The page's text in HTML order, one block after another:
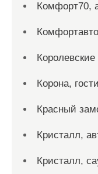
Комфорт70,
Корона,
Красный
Кристалл,
Кристалл,